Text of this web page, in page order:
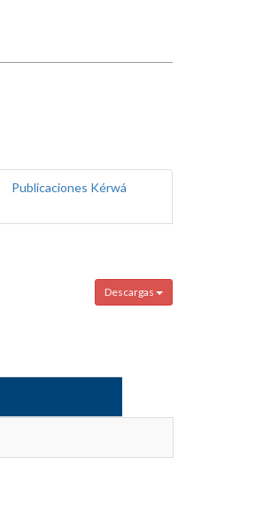
Publicaciones Kérwá
Descargas